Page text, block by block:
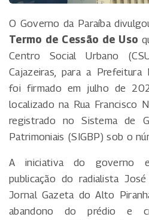
O Governo da Paraíba
Termo de Cessão de Uso
Centro Social Urbano
Cajazeiras, para a Prefeitura
foi firmado em julho de
localizado na Rua Francisco
registrado no Sistema de
Patrimoniais (SIGBP) sob o
A iniciativa do governo
publicação do radialista
Jornal Gazeta do Alto
abandono do prédio e